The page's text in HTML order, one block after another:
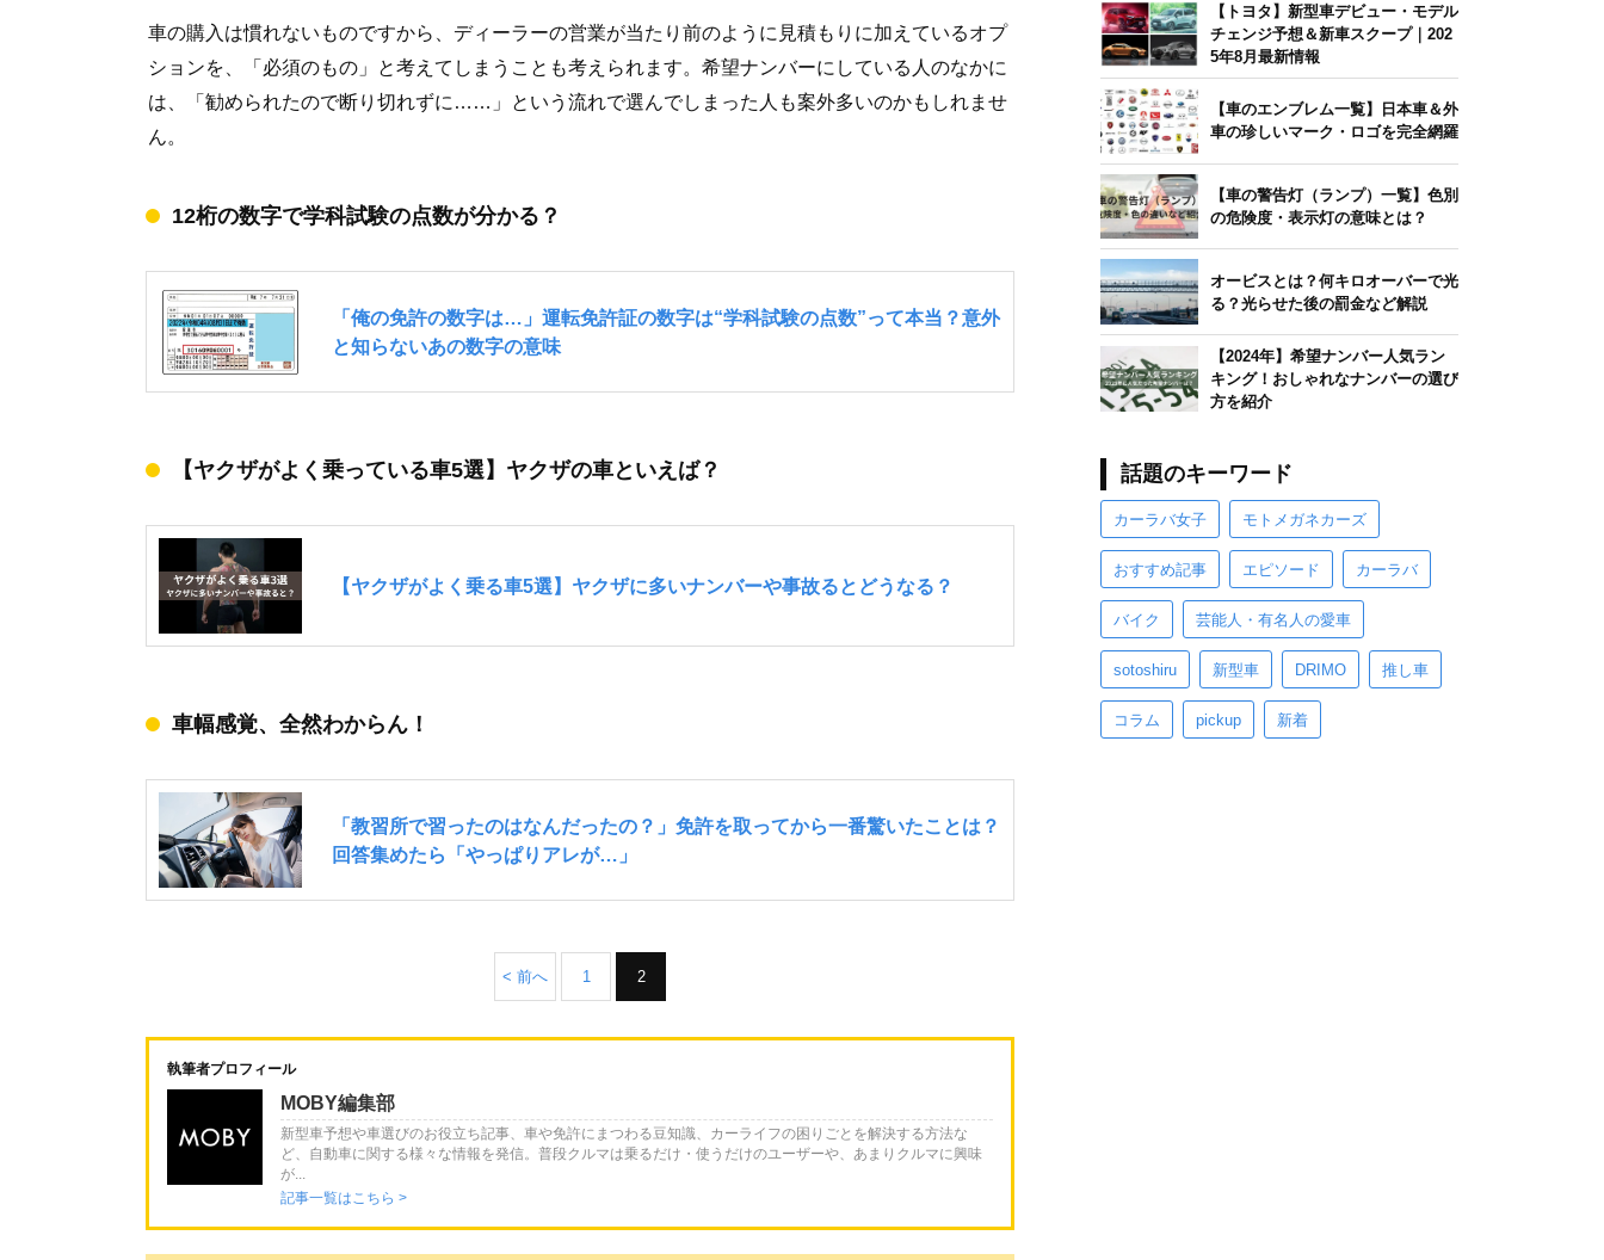
車の購入は慣れないものですから、ディーラーの営業が当たり前のように見積もりに加えているオプ
ションを、「必須のもの」と考えてしまうことも考えられます。希望ナンバーにしている人のなかに
は、「勧められたので断り切れずに……」という流れで選んでしまった人も案外多いのかもしれませ
ん。
12桁の数字で学科試験の点数が分かる？
【ヤクザがよく乗っている車5選】ヤクザの車といえば？
車幅感覚、全然わからん！
< 前へ 1 2
執筆者プロフィール
MOBY編集部
新型車予想や車選びのお役立ち記事、車や免許にまつわる豆知識、カーライフの困りごとを解決する方法な
ど、自動車に関する様々な情報を発信。普段クルマは乗るだけ・使うだけのユーザーや、あまりクルマに興味
が...
記事一覧はこちら >
【トヨタ】新型車デビュー・モデル
チェンジ予想＆新車スクープ｜202
5年8月最新情報
【車のエンブレム一覧】日本車＆外
車の珍しいマーク・ロゴを完全網羅
【車の警告灯（ランプ）一覧】色別
の危険度・表示灯の意味とは？
オービスとは？何キロオーバーで光
る？光らせた後の罰金など解説
【2024年】希望ナンバー人気ラン
キング！おしゃれなナンバーの選び
方を紹介
話題のキーワード
カーラバ女子 モトメガネカーズ
おすすめ記事 エピソード カーラバ
バイク 芸能人・有名人の愛車
sotoshiru 新型車 DRIMO 推し車
コラム pickup 新着